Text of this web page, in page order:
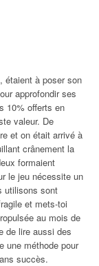
étaient à poser son
approfondir ses
10% offerts en
valeur. De
et on était arrivé à
crânement la
formaient
le jeu nécessite un
utilisons sont
et mets-toi
au mois de
de lire aussi des
une méthode pour
succès.